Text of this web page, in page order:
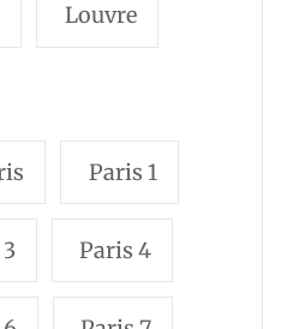
Louvre
Paris 1
Paris 4